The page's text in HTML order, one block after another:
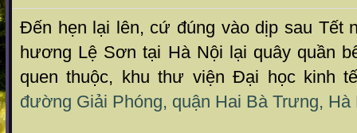
Đến hẹn lại lên, cứ đúng vào dịp sau Tết
hương Lệ Sơn tại Hà Nội lại quây quần
quen thuộc, khu thư viện Đại học kinh
đường Giải Phóng, quận Hai Bà Trưng, Hà